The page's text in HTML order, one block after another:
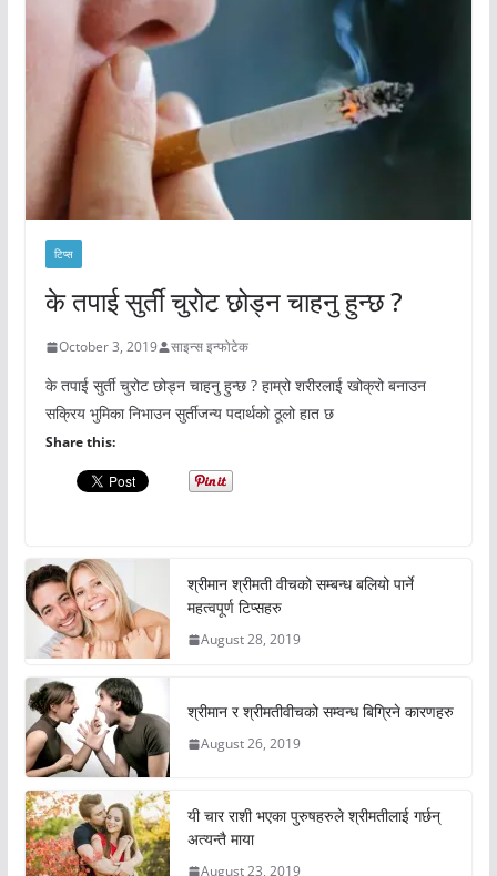
टिप्स
के तपाई सुर्ती चुरोट छोड्न चाहनु हुन्छ ?
October 3, 2019 साइन्स इन्फोटेक
के तपाई सुर्ती चुरोट छोड्न चाहनु हुन्छ ? हाम्रो शरीरलाई खोक्रो बनाउन
सक्रिय भुमिका निभाउन सुर्तीजन्य पदार्थको ठूलो हात छ
Share this:
श्रीमान श्रीमती वीचको सम्बन्ध बलियो पार्ने
महत्वपूर्ण टिप्सहरु
August 28, 2019
श्रीमान र श्रीमतीवीचको सम्वन्ध बिग्रिने कारणहरु
August 26, 2019
यी चार राशी भएका पुरुषहरुले श्रीमतीलाई गर्छन्
अत्यन्तै माया
August 23, 2019